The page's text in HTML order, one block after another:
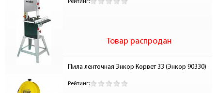
Рейтинг:
Товар распродан
Пила ленточная Энкор Корвет 33 (Энкор 90330)
Рейтинг: